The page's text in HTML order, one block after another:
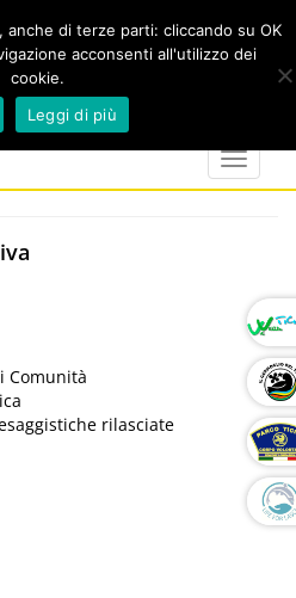
marker
calendar
Toggle
Comunità
rilasciate
di terze parti: cliccando su OK
acconsenti all'utilizzo dei
cookie.
Leggi di più